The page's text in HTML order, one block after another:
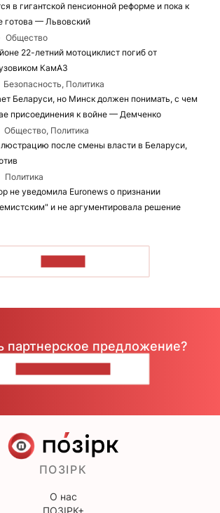
в гигантской пенсионной реформе и пока к
готова — Львовский
Общество
22-летний мотоциклист погиб от
КамАЗ
Безопасность, Политика
Беларуси, но Минск должен понимать, с чем
присоединения к войне — Демченко
Общество, Политика
после смены власти в Беларуси,
Политика
не уведомила Euronews о признании
и не аргументировала решение
партнерское предложение?
ПОЗІРК
О нас
ПОЗІРК+